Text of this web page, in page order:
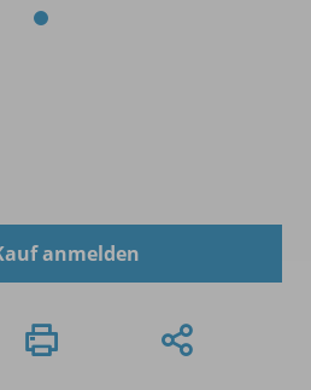
anmelden